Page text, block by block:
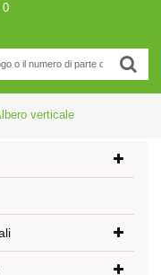
0
verticale